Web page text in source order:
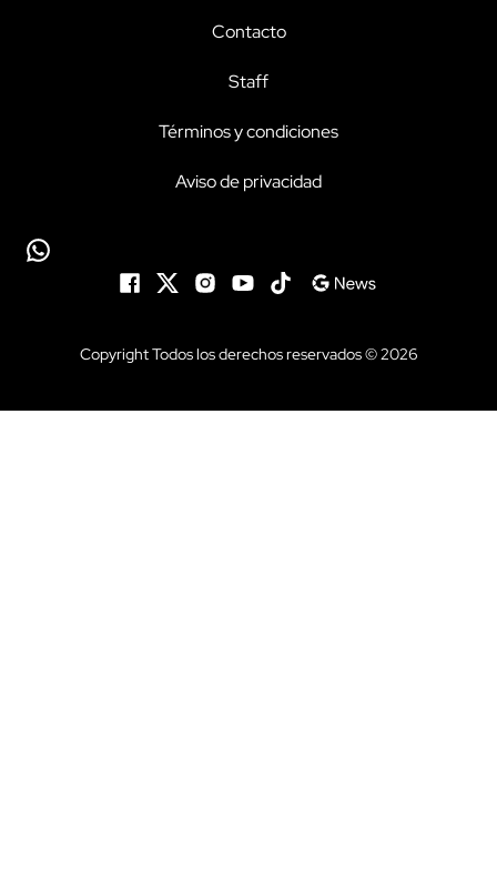
Contacto
Staff
Términos y condiciones
Aviso de privacidad
Copyright Todos los derechos reservados © 2026